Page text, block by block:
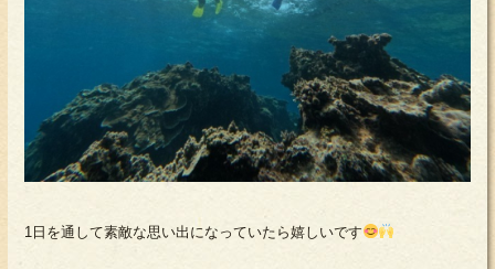
1日を通して素敵な思い出になっていたら嬉しいです